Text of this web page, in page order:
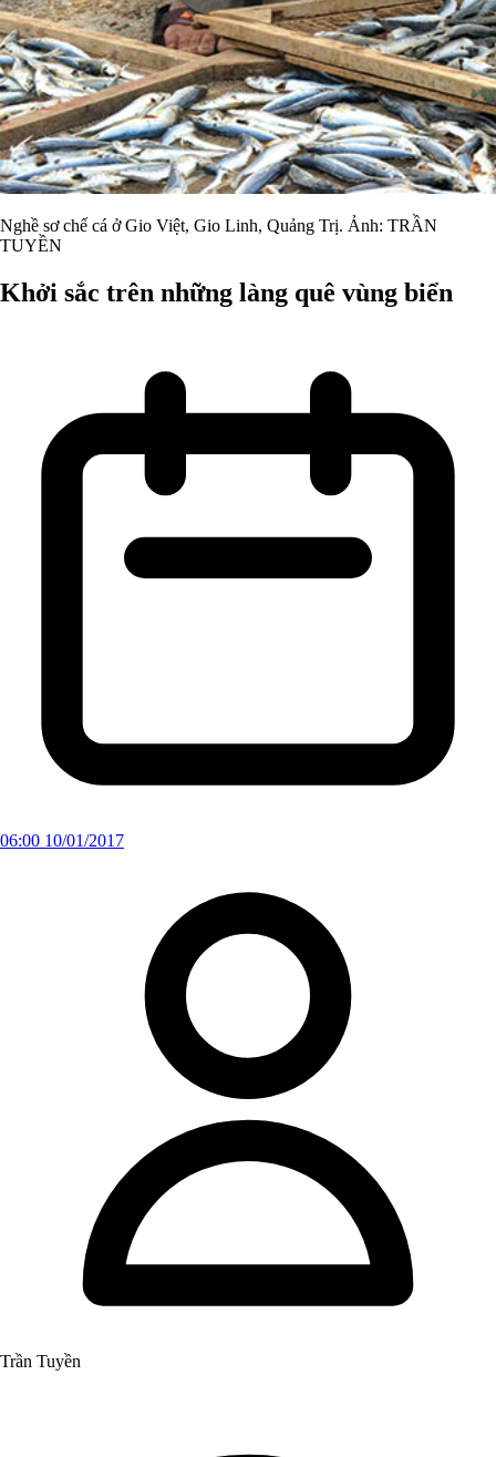
Nghề sơ chế cá ở Gio Việt, Gio Linh, Quảng Trị. Ảnh: TRẦN
TUYỀN
Khởi sắc trên những làng quê vùng biển
06:00 10/01/2017
Trần Tuyền